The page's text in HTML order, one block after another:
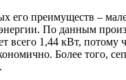
его преимуществ –
По данным
всего 1,44 кВт, потому
Более того,